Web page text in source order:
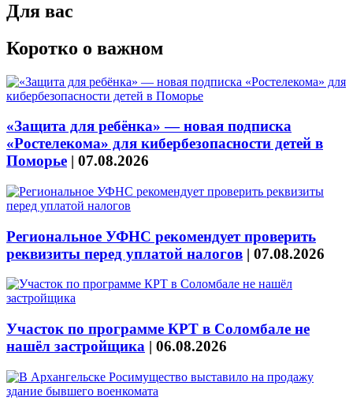
Для вас
Коротко о важном
«Защита для ребёнка» — новая подписка
«Ростелекома» для кибербезопасности детей в
Поморье | 07.08.2026
Региональное УФНС рекомендует проверить
реквизиты перед уплатой налогов | 07.08.2026
Участок по программе КРТ в Соломбале не
нашёл застройщика | 06.08.2026